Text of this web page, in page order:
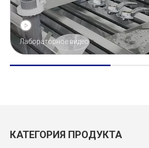
Лабораторное видео
КАТЕГОРИЯ ПРОДУКТА